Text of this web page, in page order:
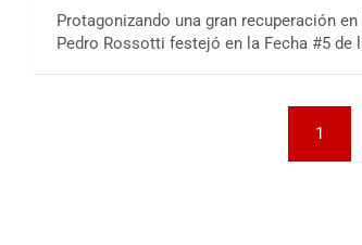
Protagonizando una gran recuperación en
Pedro Rossotti festejó en la Fecha #5 de
1